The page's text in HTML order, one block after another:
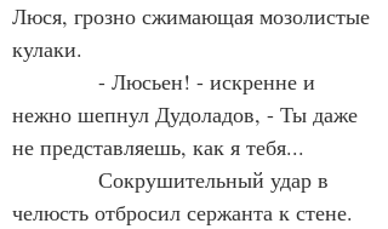
Люся, грозно сжимающая мозолистые
кулаки.
- Люсьен! - искренне и
нежно шепнул Дудоладов, - Ты даже
не представляешь, как я тебя...
Сокрушительный удар в
челюсть отбросил сержанта к стене.